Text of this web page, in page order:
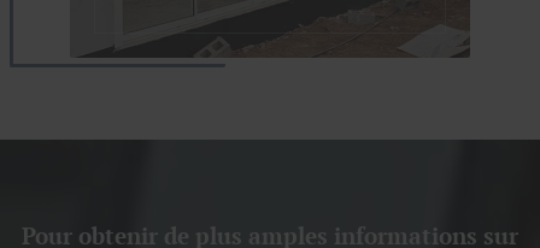
Pour obtenir de plus amples informations sur